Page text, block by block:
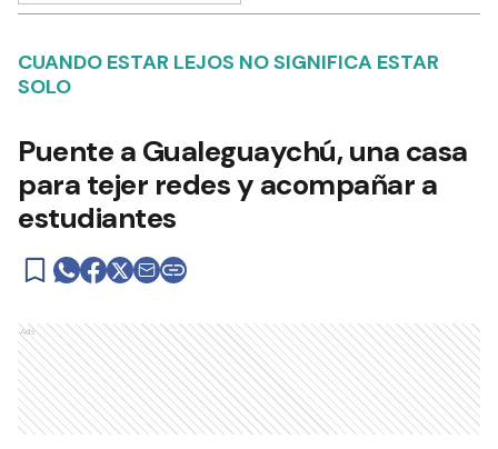
CUANDO ESTAR LEJOS NO SIGNIFICA ESTAR
SOLO
Puente a Gualeguaychú, una casa
para tejer redes y acompañar a
estudiantes
Ads